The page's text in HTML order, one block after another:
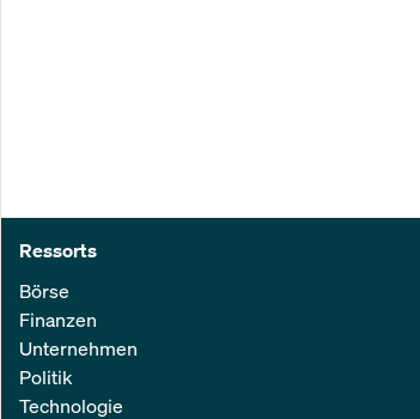
Ressorts
Börse
Finanzen
Unternehmen
Politik
Technologie